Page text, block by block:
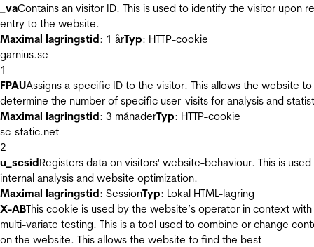
_vaContains an visitor ID. This is used to identify the visitor upon
entry to the website.
Maximal lagringstid: 1 årTyp: HTTP-cookie
garnius.se
1
FPAUAssigns a specific ID to the visitor. This allows the website to
determine the number of specific user-visits for analysis and
Maximal lagringstid: 3 månaderTyp: HTTP-cookie
sc-static.net
2
u_scsidRegisters data on visitors' website-behaviour. This is
internal analysis and website optimization.
Maximal lagringstid: SessionTyp: Lokal HTML-lagring
X-ABThis cookie is used by the website’s operator in context with
multi-variate testing. This is a tool used to combine or change
on the website. This allows the website to find the best